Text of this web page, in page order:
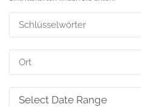
Select Date Range